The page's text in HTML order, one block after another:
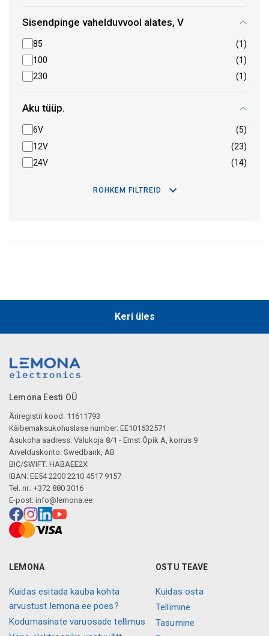
Sisendpinge vahelduvvool alates, V
85
(1)
100
(1)
230
(1)
Aku tüüp.
6V
(5)
12V
(23)
24V
(14)
ROHKEM FILTREID
Keri üles
Lemona Eesti OÜ
Äriregistri kood: 11611793
Käibemaksukohuslase number: EE101632571
Asukoha aadress: Valukoja 8/1 - Ernst Öpik A, korrus 9
Arvelduskonto: Swedbank, AB
BIC/SWIFT: HABAEE2X
IBAN: EE54 2200 2210 4517 9157
Tel. nr.: +372 880 3016
E-post: info@lemona.ee
LEMONA
Kuidas esitada kauba kohta
arvustust lemona.ee poes?
Kodumasinate varuosade tellimus
OSTU TEAVE
Kuidas osta
Tellimine
Tasumine